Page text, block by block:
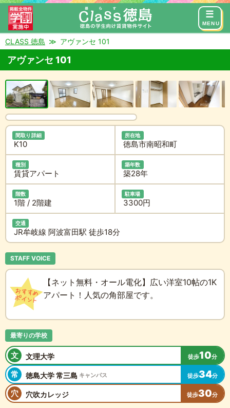
MENU
来店予約 お問い合わせ
CLASS 徳島 アヴァンセ 101
アヴァンセ 101
間取り詳細
K10
所在地
徳島市南昭和町
種別
賃貸アパート
築年数
築28年
階数
1階 / 2階建
駐車場
3300円
交通
JR牟岐線 阿波富田駅 徒歩18分
STAFF VOICE
【ネット無料・オール電化】広い洋室10帖の1K
アパート！人気の角部屋です。
最寄りの学校
文 文理大学 徒歩10分
常 徳島大学 常三島 キャンパス 徒歩34分
穴 穴吹カレッジ 徒歩30分